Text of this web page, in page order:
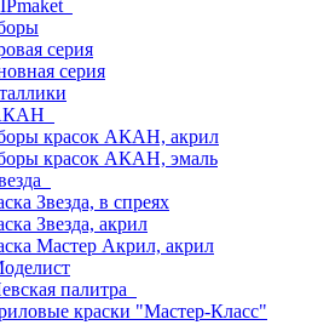
серия
серия
красок АКАН, акрил
красок АКАН, эмаль
Звезда, в спреях
Звезда, акрил
Мастер Акрил, акрил
палитра
краски "Мастер-Класс"